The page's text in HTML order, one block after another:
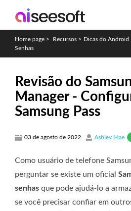
Home page > Recursos > Dicas do Android
Senhas
Revisão do
Manager -
Samsung Pass
03 de agosto de 2022 Ashley Mae
Como usuário de telefone
perguntar se existe um oficial
senhas que pode ajudá-lo a
se você precisar confiar em